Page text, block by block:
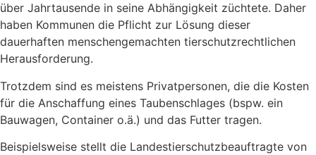
über Jahrtausende in seine Abhängigkeit züchtete. Daher
haben Kommunen die Pflicht zur Lösung dieser
dauerhaften menschengemachten tierschutzrechtlichen
Herausforderung.
Trotzdem sind es meistens Privatpersonen, die die Kosten
für die Anschaffung eines Taubenschlages (bspw. ein
Bauwagen, Container o.ä.) und das Futter tragen.
Beispielsweise stellt die Landestierschutzbeauftragte von